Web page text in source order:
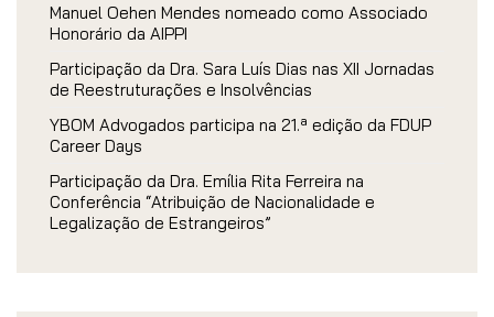
Manuel Oehen Mendes nomeado como Associado
Honorário da AIPPI
Participação da Dra. Sara Luís Dias nas XII Jornadas
de Reestruturações e Insolvências
YBOM Advogados participa na 21.ª edição da FDUP
Career Days
Participação da Dra. Emília Rita Ferreira na
Conferência “Atribuição de Nacionalidade e
Legalização de Estrangeiros”